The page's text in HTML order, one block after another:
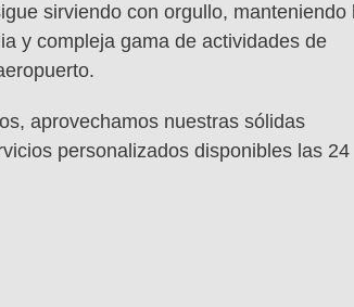
sirviendo con orgullo, manteniendo
y compleja gama de actividades de
aprovechamos nuestras sólidas
personalizados disponibles las 24